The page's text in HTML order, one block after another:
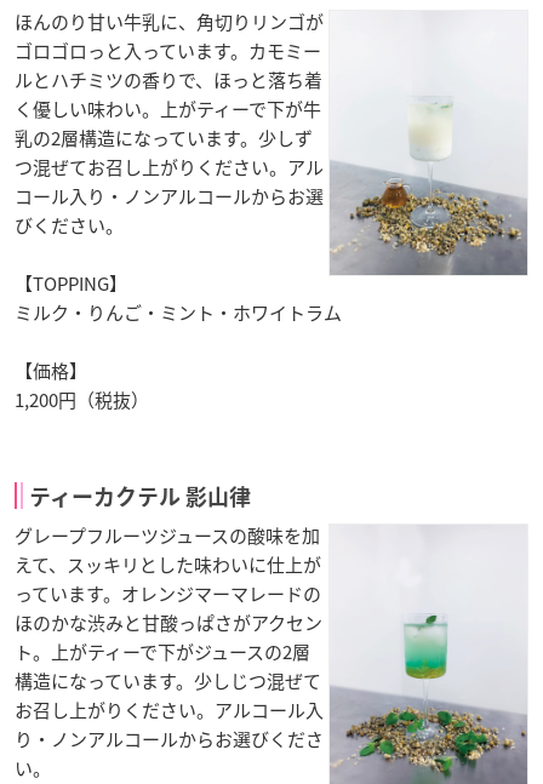
ほんのり甘い牛乳に、角切りリンゴが
ゴロゴロっと入っています。カモミー
ルとハチミツの香りで、ほっと落ち着
く優しい味わい。上がティーで下が牛
乳の2層構造になっています。少しず
つ混ぜてお召し上がりください。アル
コール入り・ノンアルコールからお選
びください。
【TOPPING】
ミルク・りんご・ミント・ホワイトラム
【価格】
1,200円（税抜）
ティーカクテル 影山律
グレープフルーツジュースの酸味を加
えて、スッキリとした味わいに仕上が
っています。オレンジマーマレードの
ほのかな渋みと甘酸っぱさがアクセン
ト。上がティーで下がジュースの2層
構造になっています。少しじつ混ぜて
お召し上がりください。アルコール入
り・ノンアルコールからお選びくださ
い。